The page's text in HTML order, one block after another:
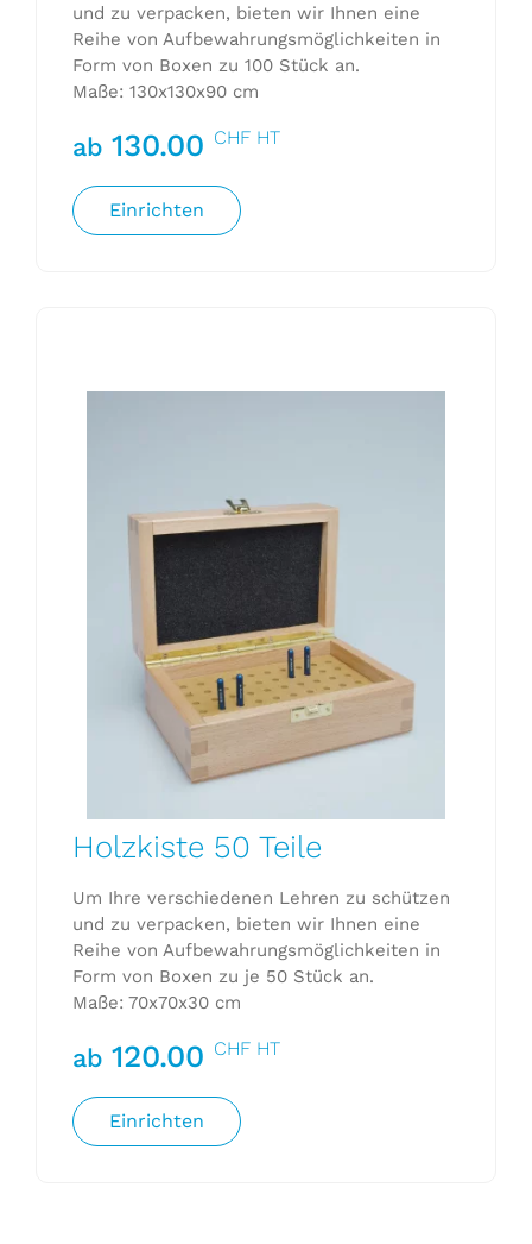
und zu verpacken, bieten wir Ihnen eine
Reihe von Aufbewahrungsmöglichkeiten in
Form von Boxen zu 100 Stück an.
Maße: 130x130x90 cm
ab 130.00 CHF HT
Einrichten
Holzkiste 50 Teile
Um Ihre verschiedenen Lehren zu schützen
und zu verpacken, bieten wir Ihnen eine
Reihe von Aufbewahrungsmöglichkeiten in
Form von Boxen zu je 50 Stück an.
Maße: 70x70x30 cm
ab 120.00 CHF HT
Einrichten